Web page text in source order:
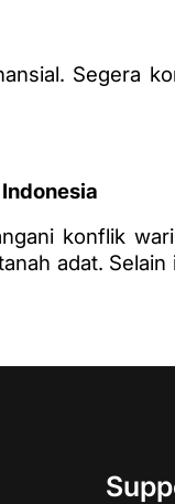
Segera
konflik
adat.